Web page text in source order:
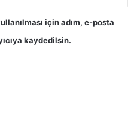
için adım, e-posta
kaydedilsin.